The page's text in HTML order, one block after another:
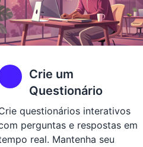
Crie um
Questionário
questionários interativos
perguntas e respostas em
real. Mantenha seu